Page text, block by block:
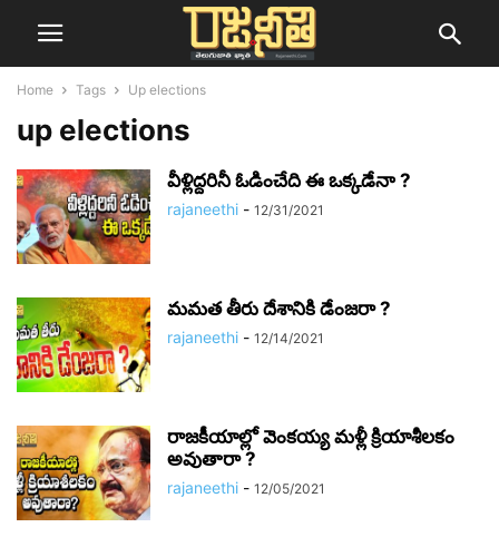
Home Tags Up elections
up elections
వీళ్లిద్దరినీ ఓడించేది ఈ ఒక్కడేనా ?
rajaneethi - 12/31/2021
మమత తీరు దేశానికి డేంజరా ?
rajaneethi - 12/14/2021
రాజకీయాల్లో వెంకయ్య మళ్లీ క్రియాశీలకం
అవుతారా ?
rajaneethi - 12/05/2021